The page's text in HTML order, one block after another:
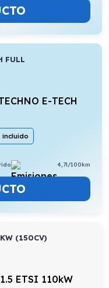
FULL
incluido
4,7l/100km
(150CV)